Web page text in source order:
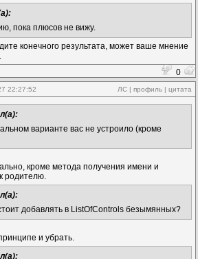
пока плюсов не вижу.
конечного результата, может ваше мнение
0
22:27:52 ЛС | профиль | цитата
варианте вас не устроило (кроме
кроме метода получения имени и
родителю.
добавлять в ListOfControls безымянных?
и убрать.